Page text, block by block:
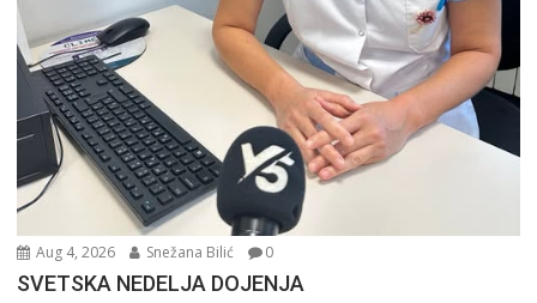
Aug 4, 2026 Snežana Bilić 0
SVETSKA NEDELJA DOJENJA